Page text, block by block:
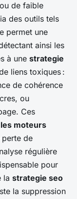
de faible
des outils tels
permet une
ainsi les
à une strategie
liens toxiques :
de cohérence
ou
Ces
moteurs
perte de
régulière
pour
la strategie seo
la suppression